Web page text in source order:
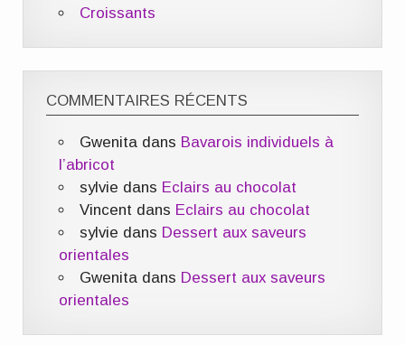
Croissants
COMMENTAIRES RÉCENTS
Gwenita dans Bavarois individuels à
l’abricot
sylvie dans Eclairs au chocolat
Vincent dans Eclairs au chocolat
sylvie dans Dessert aux saveurs
orientales
Gwenita dans Dessert aux saveurs
orientales